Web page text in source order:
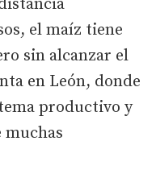
el maíz tiene
sin alcanzar el
en León, donde
productivo y
muchas